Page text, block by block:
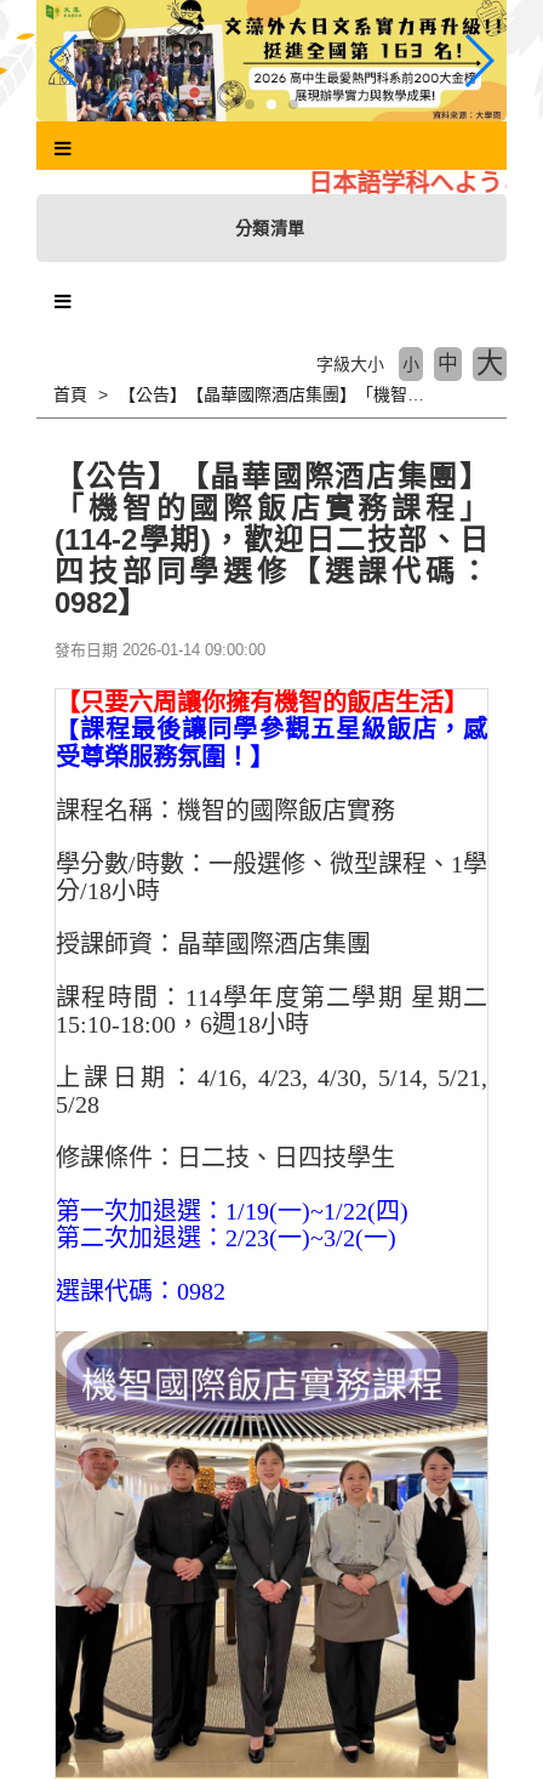
主
日本語学科へようこそ
分類清單
首頁
字級大小 小 中 大
【公告】【晶華國際酒店集團】
「機智的國際飯店實務課程」
(114-2學期)，歡迎日二技部、日
四技部同學選修【選課代碼：
0982】
發布日期 2026-01-14 09:00:00
【只要六周讓你擁有機智的飯店生活】
【課程最後讓同學參觀五星級飯店，感
受尊榮服務氛圍！】
課程名稱：機智的國際飯店實務
學分數/時數：一般選修、微型課程、1學
分/18小時
授課師資：晶華國際酒店集團
課程時間：114學年度第二學期 星期二
15:10-18:00，6週18小時
上課日期：4/16, 4/23, 4/30, 5/14, 5/21,
5/28
修課條件：日二技、日四技學生
第一次加退選：1/19(一)~1/22(四)
第二次加退選：2/23(一)~3/2(一)
選課代碼：0982